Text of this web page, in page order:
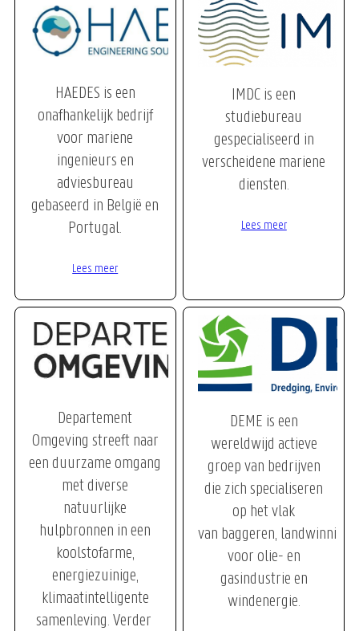
HAEDES is een
onafhankelijk bedrijf
voor mariene
ingenieurs en
adviesbureau
gebaseerd in België en
Portugal.
Lees meer
IMDC is een
studiebureau
gespecialiseerd in
verscheidene mariene
diensten.
Lees meer
Departement
Omgeving streeft naar
een duurzame omgang
met diverse
natuurlijke
hulpbronnen in een
koolstofarme,
energiezuinige,
klimaatintelligente
samenleving. Verder
DEME is een
wereldwijd actieve
groep van bedrijven
die zich specialiseren
op het vlak
van baggeren,
voor olie- en
gasindustrie en
windenergie.